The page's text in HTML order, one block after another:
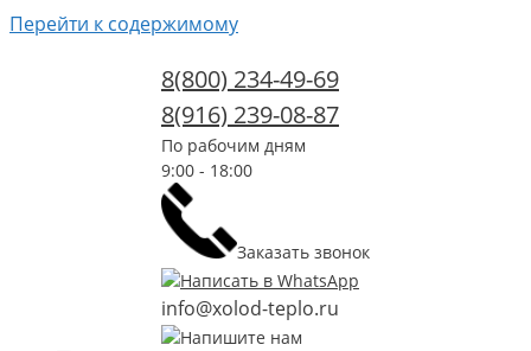
Перейти к содержимому
8(800) 234-49-69
8(916) 239-08-87
По рабочим дням
9:00 - 18:00
Заказать звонок
Написать в WhatsApp
info@xolod-teplo.ru
Напишите нам